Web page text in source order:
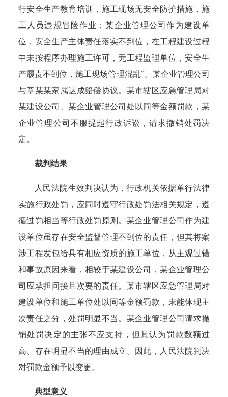
行安全生产教育培训，施工现场无安全防护措施，施
工人员违规冒险作业；某企业管理公司作为建设单
位，安全生产主体责任落实不到位，在工程建设过程
中未按程序办理施工许可，无工程监理单位，安全生
产履责不到位，施工现场管理混乱”。某企业管理公司
与章某某家属达成赔偿协议。某市辖区应急管理局对
某建设公司、某企业管理公司处以同等金额罚款，某
企业管理公司不服提起行政诉讼，请求撤销处罚决
定。
裁判结果
人民法院生效判决认为，行政机关依据单行法律
实施行政处罚，应同时遵守行政处罚法相关规定，遵
循过罚相当等行政处罚原则。 某企业管理公司作为建
设单位虽存在安全监督管理不到位的责任，但其将案
涉工程发包给具有相应资质的施工单位，从主观过错
和事故原因来看，相较于某建设公司，某企业管理公
司应承担间接且次要的责任。某市辖区应急管理局对
建设单位和施工单位处以同等金额罚款，未能体现主
次责任之分，处罚明显不当。某企业管理公司请求撤
销处罚决定的主张不应支持，但其认为罚款数额过
高、存在明显不当的理由成立。因此，人民法院判决
对罚款金额予以变更。
典型意义